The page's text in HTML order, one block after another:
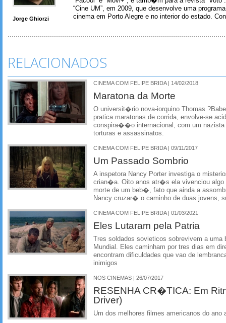
Jorge Ghiorzi
“Cine UM”, em 2009, que desenvolve uma
cinema em Porto Alegre e no interior do estado.
RELACIONADOS
CINEMA COM FELIPE BRIDA | 14/02/2018
Maratona da Morte
O universit�rio nova-iorquino Thomas
pratica maratonas de corrida, envolve-se
conspira��o internacional, com um nazista
torturas e assassinatos.
CINEMA COM FELIPE BRIDA | 09/11/2017
Um Passado Sombrio
A inspetora Nancy Porter investiga o
crian�a. Oito anos atr�s ela vivenciou algo
morte de um beb�, fato que ainda a
Nancy cruzar� o caminho de duas jovens,
CINEMA COM FELIPE BRIDA | 01/03/2021
Eles Lutaram pela Patria
Tres soldados sovieticos sobrevivem a uma
Mundial. Eles caminham por tres dias em
encontram dificuldades que vao de
inimigos
NOS CINEMAS | 26/07/2017
RESENHA CR�TICA: Em
Driver)
Um dos melhores filmes americanos do ano